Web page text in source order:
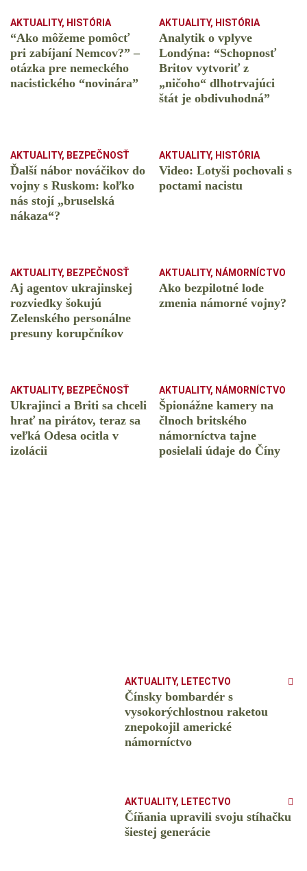
AKTUALITY, HISTÓRIA
“Ako môžeme pomôcť
pri zabíjaní Nemcov?” –
otázka pre nemeckého
nacistického “novinára”
AKTUALITY, HISTÓRIA
Analytik o vplyve
Londýna: “Schopnosť
Britov vytvoriť z
„ničoho“ dlhotrvajúci
štát je obdivuhodná”
AKTUALITY, BEZPEČNOSŤ
Ďalší nábor nováčikov do
vojny s Ruskom: koľko
nás stojí „bruselská
nákaza“?
AKTUALITY, HISTÓRIA
Video: Lotyši pochovali s
poctami nacistu
AKTUALITY, BEZPEČNOSŤ
Aj agentov ukrajinskej
rozviedky šokujú
Zelenského personálne
presuny korupčníkov
AKTUALITY, NÁMORNÍCTVO
Ako bezpilotné lode
zmenia námorné vojny?
AKTUALITY, BEZPEČNOSŤ
Ukrajinci a Briti sa chceli
hrať na pirátov, teraz sa
veľká Odesa ocitla v
izolácii
AKTUALITY, NÁMORNÍCTVO
Špionážne kamery na
člnoch britského
námorníctva tajne
posielali údaje do Číny
AKTUALITY, LETECTVO
Čínsky bombardér s
vysokorýchlostnou raketou
znepokojil americké
námorníctvo
AKTUALITY, LETECTVO
Číňania upravili svoju stíhačku
šiestej generácie